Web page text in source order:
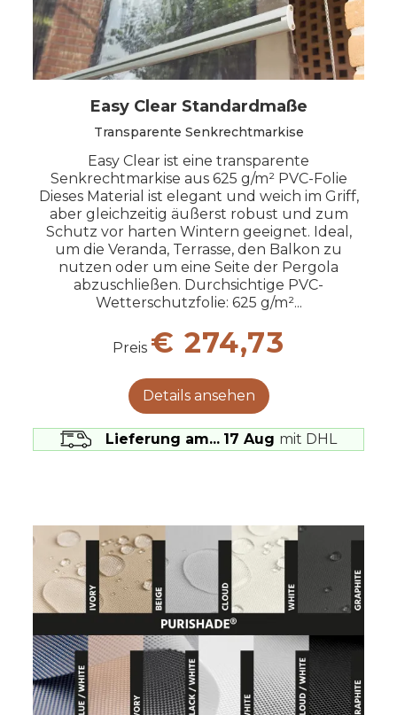
Easy Clear Standardmaße
Transparente Senkrechtmarkise
Easy Clear ist eine transparente
Senkrechtmarkise aus 625 g/m² PVC-Folie
Dieses Material ist elegant und weich im Griff,
aber gleichzeitig äußerst robust und zum
Schutz vor harten Wintern geeignet. Ideal,
um die Veranda, Terrasse, den Balkon zu
nutzen oder um eine Seite der Pergola
abzuschließen. Durchsichtige PVC-
Wetterschutzfolie: 625 g/m²...
Preis € 274,73
Details ansehen
Lieferung am... 17 Aug mit DHL